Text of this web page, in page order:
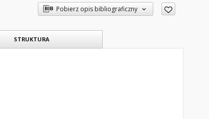
Pobierz opis bibliograficzny
STRUKTURA